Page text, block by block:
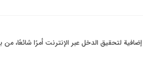
لتحقيق الدخل عبر الإنترنت أمرًا شائعًا،